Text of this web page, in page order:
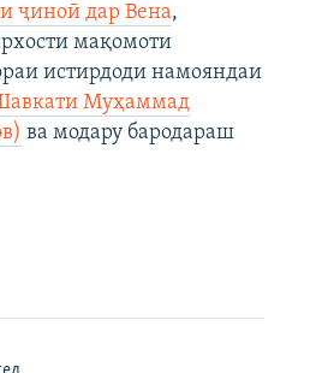
ҷиноӣ дар Вена,
мақомоти
истирдоди намояндаи
Муҳаммад
ва модару бародараш